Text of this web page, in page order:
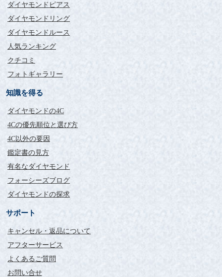
ダイヤモンドピアス
ダイヤモンドリング
ダイヤモンドルース
人気ランキング
クチコミ
フォトギャラリー
知識を得る
ダイヤモンドの4C
4Cの優先順位と選び方
4C以外の要因
鑑定書の見方
有名なダイヤモンド
フォーシーズブログ
ダイヤモンドの探求
サポート
キャンセル・返品について
アフターサービス
よくあるご質問
お問い合せ